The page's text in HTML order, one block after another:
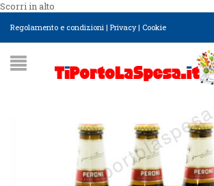
Scorri in alto
Regolamento e condizioni | Privacy| Cookie